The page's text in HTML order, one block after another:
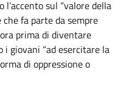
sul “valore della
fa parte da sempre
prima di diventare
giovani “ad esercitare la
di oppressione o